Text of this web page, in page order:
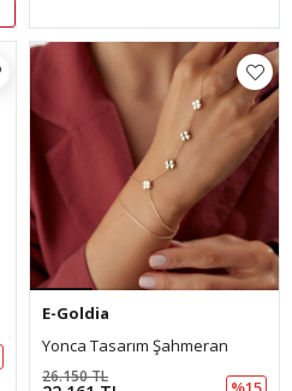
E-Goldia
Yonca Tasarım Şahmeran
26.150 TL